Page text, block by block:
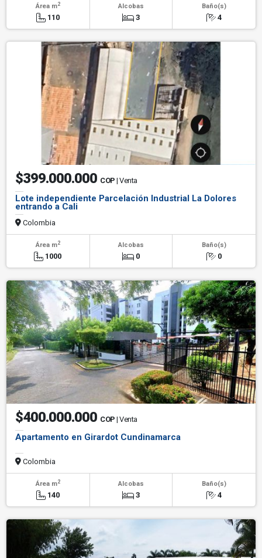
Área m2
110
Alcobas
3
Baño(s)
4
$399.000.000 COP | Venta
Lote independiente Parcelación Industrial La Dolores
entrando a Cali
Colombia
Área m2
1000
Alcobas
0
Baño(s)
0
$400.000.000 COP | Venta
Apartamento en Girardot Cundinamarca
Colombia
Área m2
140
Alcobas
3
Baño(s)
4